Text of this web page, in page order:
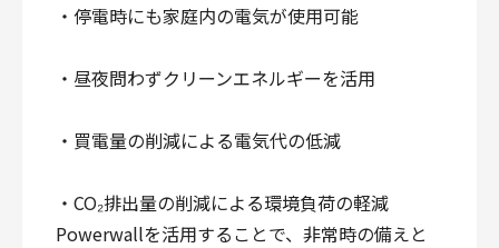
・停電時にも家庭内の電気が使用可能
・昼夜問わずクリーンエネルギーを活用
・買電量の削減による電気代の低減
・CO₂排出量の削減による環境負荷の軽減
Powerwallを活用することで、非常時の備えと